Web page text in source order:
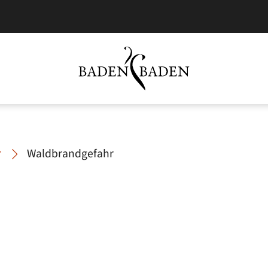
Waldbrandgefahr